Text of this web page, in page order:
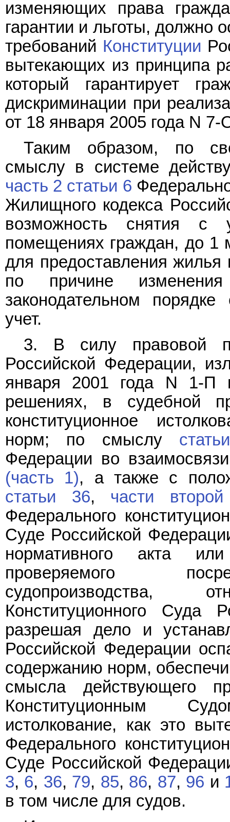
изменяющих права
гарантии и льготы, должно
требований Конституции
вытекающих из принципа
который гарантирует
дискриминации при
от 18 января 2005 года N 7-
Таким образом, по
смыслу в системе
часть 2 статьи 6
Жилищного кодекса
возможность снятия
помещениях граждан, до 1
для предоставления жилья
по причине
законодательном
учет.
3. В силу правовой
Российской Федерации,
января 2001 года N 1-П
решениях, в судебной
конституционное
норм; по смыслу
Федерации во
(часть 1), а также с
статьи 36, части
Федерального
Суде Российской
нормативного акта
проверяемого
судопроизводства,
Конституционного Суда
разрешая дело и
Российской Федерации
содержанию норм,
смысла действующего
Конституционным
истолкование, как это
Федерального
Суде Российской
3, 6, 36, 79, 85, 86, 87, 96 и
в том числе для судов.